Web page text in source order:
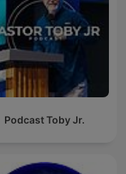
Podcast Toby Jr.